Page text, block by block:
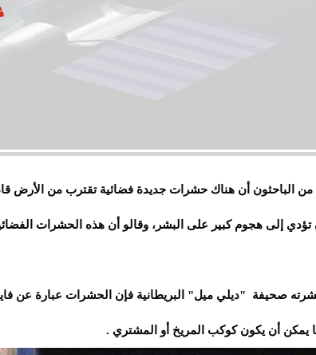
الباحثون أن هناك حشرات جديدة فضائية تقترب من الأرض
تؤدي إلى هجوم كبير على البشر، وقالو أن هذه الحشرات
صحيفة "ديلي ميل" البريطانية فإن الحشرات عبارة عن
يمكن أن يكون كوكب المريخ أو المشتري .